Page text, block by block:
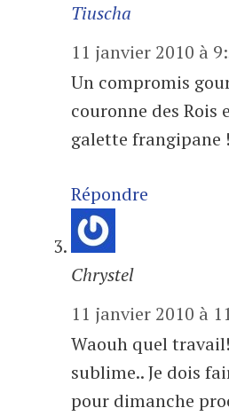
Tiuscha
11 janvier 2010 à
Un compromis
couronne des Rois
galette frangipane !
Répondre
Chrystel
11 janvier 2010 à
Waouh quel
sublime.. Je dois
pour dimanche